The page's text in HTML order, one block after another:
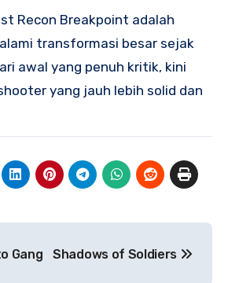
Recon Breakpoint adalah
transformasi besar sejak
awal yang penuh kritik, kini
yang jauh lebih solid dan
Gang Shadows of Soldiers